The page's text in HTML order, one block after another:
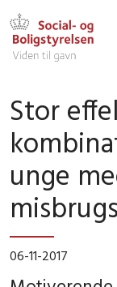
Stor
unge
06-11-2017